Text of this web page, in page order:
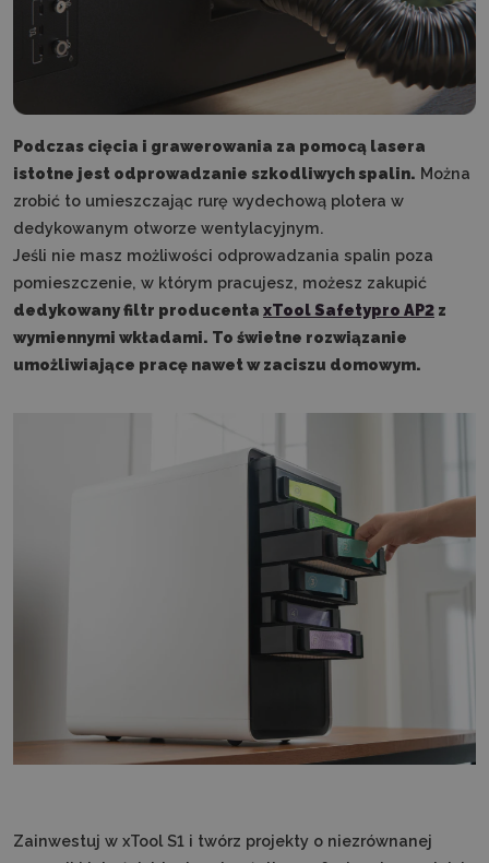
Podczas cięcia i grawerowania za pomocą lasera
istotne jest odprowadzanie szkodliwych spalin. Można
zrobić to umieszczając rurę wydechową plotera w
dedykowanym otworze wentylacyjnym.
Jeśli nie masz możliwości odprowadzania spalin poza
pomieszczenie, w którym pracujesz, możesz zakupić
dedykowany filtr producenta xTool Safetypro AP2 z
wymiennymi wkładami. To świetne rozwiązanie
umożliwiające pracę nawet w zaciszu domowym.
Zainwestuj w xTool S1 i twórz projekty o niezrównanej